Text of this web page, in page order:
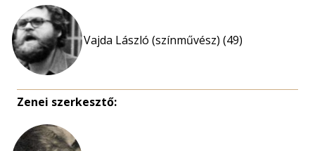
Vajda László (színművész) (49)
Zenei szerkesztő: